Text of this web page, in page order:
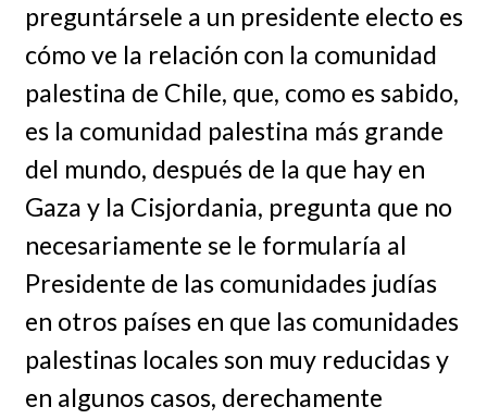
preguntársele a un presidente electo es
cómo ve la relación con la comunidad
palestina de Chile, que, como es sabido,
es la comunidad palestina más grande
del mundo, después de la que hay en
Gaza y la Cisjordania, pregunta que no
necesariamente se le formularía al
Presidente de las comunidades judías
en otros países en que las comunidades
palestinas locales son muy reducidas y
en algunos casos, derechamente